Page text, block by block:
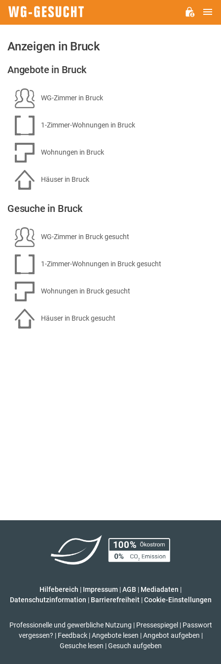
Anzeigen in Bruck
Angebote in Bruck
WG-Zimmer in Bruck
1-Zimmer-Wohnungen in Bruck
Wohnungen in Bruck
Häuser in Bruck
Gesuche in Bruck
WG-Zimmer in Bruck gesucht
1-Zimmer-Wohnungen in Bruck gesucht
Wohnungen in Bruck gesucht
Häuser in Bruck gesucht
Hilfebereich | Impressum |AGB | Mediadaten |
Datenschutzinformation | Barrierefreiheit | Cookie-Einstellungen
Professionelle und gewerbliche Nutzung | Pressespiegel | Passwort
vergessen? | Feedback | Angebote lesen | Angebot aufgeben |
Gesuche lesen | Gesuch aufgeben